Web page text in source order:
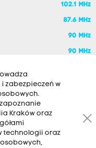
102.1 MHz
87.6 MHz
90 MHz
90 MHz
22, 30-007
zabezpieczeń w
Kraków oraz
technologii oraz